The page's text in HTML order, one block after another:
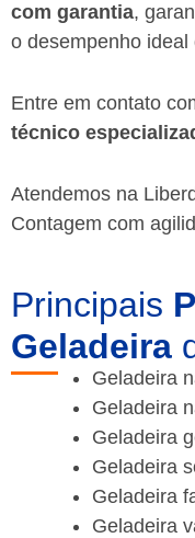
com garantia,
o desempenho
Entre em contato
técnico
Atendemos na
Contagem com
Principais
Geladeira
Geladeira
Geladeira
Geladeira
Geladeira
Geladeira
Geladeira